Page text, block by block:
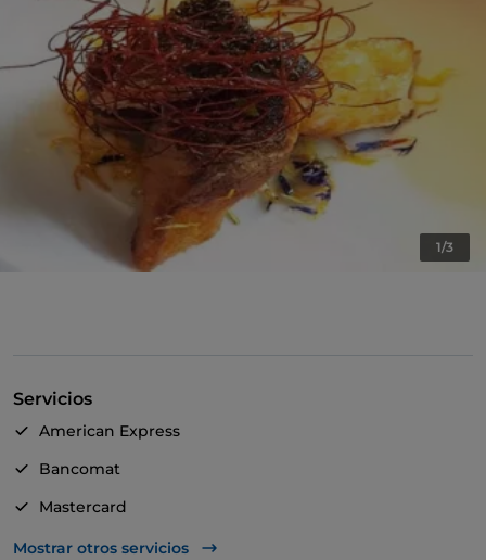
1/3
Servicios
American Express
Bancomat
Mastercard
TheFork PAY
Mostrar otros servicios